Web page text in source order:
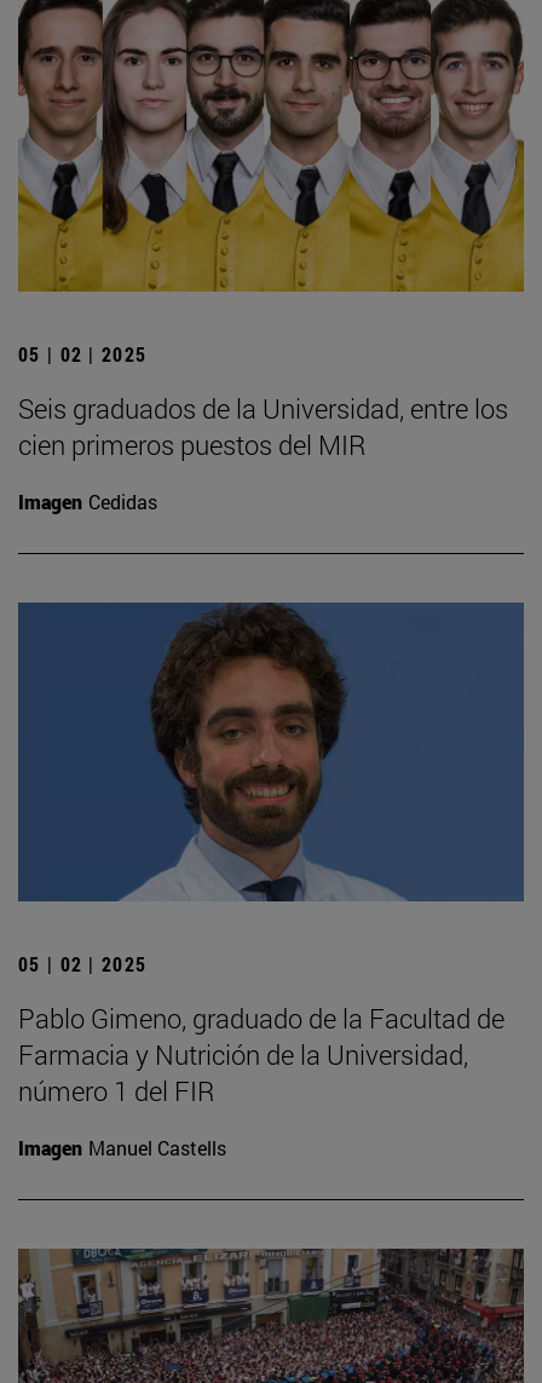
05 | 02 | 2025
Seis graduados de la Universidad, entre los
cien primeros puestos del MIR
Imagen Cedidas
05 | 02 | 2025
Pablo Gimeno, graduado de la Facultad de
Farmacia y Nutrición de la Universidad,
número 1 del FIR
Imagen Manuel Castells